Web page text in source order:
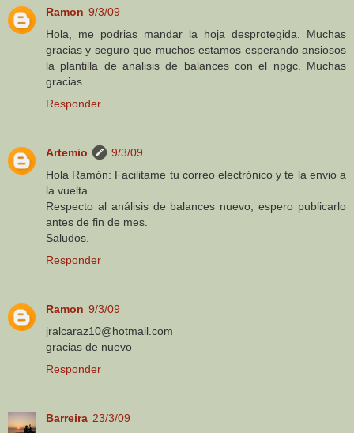
Ramon 9/3/09
Hola, me podrias mandar la hoja desprotegida. Muchas
gracias y seguro que muchos estamos esperando ansiosos
la plantilla de analisis de balances con el npgc. Muchas
gracias
Responder
Artemio
9/3/09
Hola Ramón: Facilitame tu correo electrónico y te la envio a
la vuelta.
Respecto al análisis de balances nuevo, espero publicarlo
antes de fin de mes.
Saludos.
Responder
Ramon 9/3/09
jralcaraz10@hotmail.com
gracias de nuevo
Responder
Barreira 23/3/09